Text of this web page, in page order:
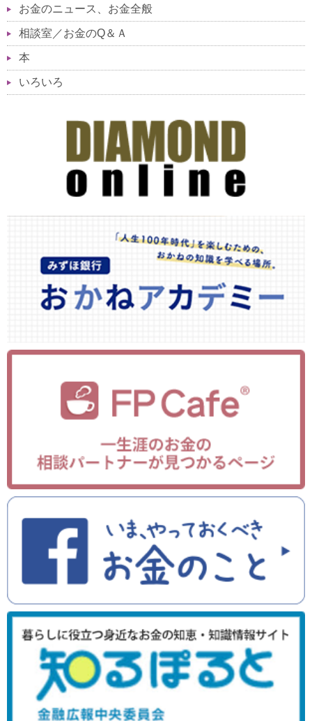
お金のニュース、お金全般
相談室／お金のQ＆Ａ
本
いろいろ